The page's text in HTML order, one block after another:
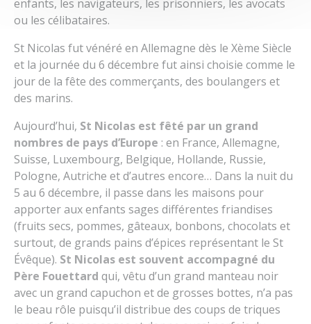
enfants, les navigateurs, les prisonniers, les avocats
ou les célibataires.
St Nicolas fut vénéré en Allemagne dès le Xème Siècle
et la journée du 6 décembre fut ainsi choisie comme le
jour de la fête des commerçants, des boulangers et
des marins.
Aujourd’hui, St Nicolas est fêté par un grand
nombres de pays d’Europe : en France, Allemagne,
Suisse, Luxembourg, Belgique, Hollande, Russie,
Pologne, Autriche et d’autres encore… Dans la nuit du
5 au 6 décembre, il passe dans les maisons pour
apporter aux enfants sages différentes friandises
(fruits secs, pommes, gâteaux, bonbons, chocolats et
surtout, de grands pains d’épices représentant le St
Évêque). St Nicolas est souvent accompagné du
Père Fouettard qui, vêtu d’un grand manteau noir
avec un grand capuchon et de grosses bottes, n’a pas
le beau rôle puisqu’il distribue des coups de triques